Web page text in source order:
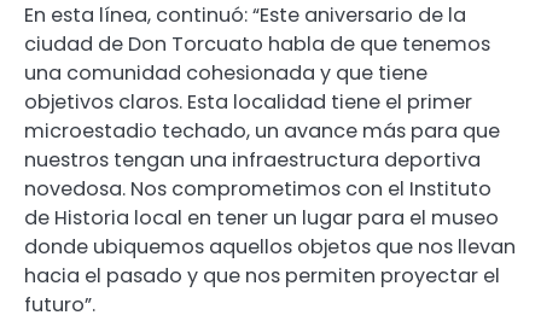
En esta línea, continuó: “Este aniversario de la
ciudad de Don Torcuato habla de que tenemos
una comunidad cohesionada y que tiene
objetivos claros. Esta localidad tiene el primer
microestadio techado, un avance más para que
nuestros tengan una infraestructura deportiva
novedosa. Nos comprometimos con el Instituto
de Historia local en tener un lugar para el museo
donde ubiquemos aquellos objetos que nos llevan
hacia el pasado y que nos permiten proyectar el
futuro”.